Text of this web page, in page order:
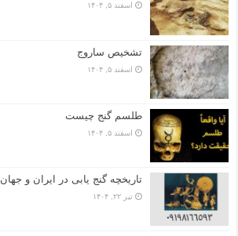
اسفند ۵, ۱۴۰۴
تشخیص ساروج
اسفند ۵, ۱۴۰۴
طلسم گنج چیست
اسفند ۵, ۱۴۰۴
تاریخچه گنج‌ یابی در ایران و جهان
تیر ۲۲, ۱۴۰۴